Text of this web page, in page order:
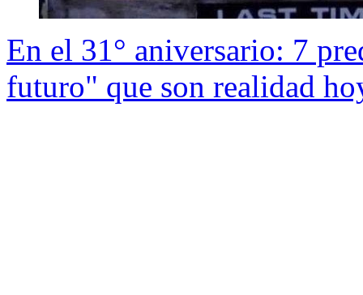
En el 31° aniversario: 7
futuro" que son realidad